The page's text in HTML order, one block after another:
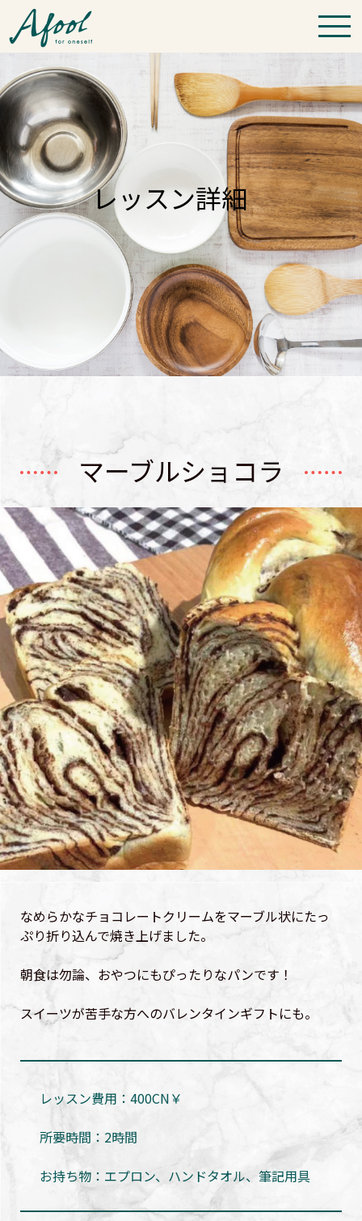
レッスン詳細
マーブルショコラ
なめらかなチョコレートクリームをマーブル状にたっ
ぷり折り込んで焼き上げました。
朝食は勿論、おやつにもぴったりなパンです！
スイーツが苦手な方へのバレンタインギフトにも。
レッスン費用：400CN￥
所要時間：2時間
お持ち物：エプロン、ハンドタオル、筆記用具